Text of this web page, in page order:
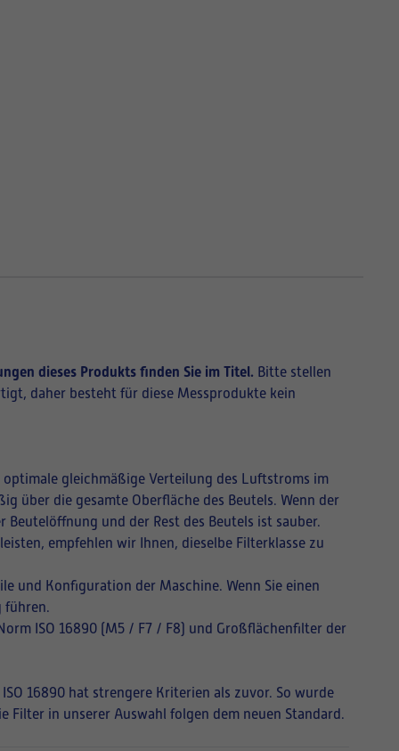
dieses Produkts finden Sie im Titel. Bitte stellen
daher besteht für diese Messprodukte kein
gleichmäßige Verteilung des Luftstroms im
über die gesamte Oberfläche des Beutels. Wenn der
und der Rest des Beutels ist sauber.
empfehlen wir Ihnen, dieselbe Filterklasse zu
und Konfiguration der Maschine. Wenn Sie einen
führen.
ISO 16890 (M5 / F7 / F8) und Großflächenfilter der
16890 hat strengere Kriterien als zuvor. So wurde
Filter in unserer Auswahl folgen dem neuen Standard.